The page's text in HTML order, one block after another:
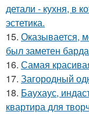
детали - кухня, в
эстетика.
15. Оказывается,
был заметен
16. Самая
17. Загородный
18. Баухаус,
квартира для